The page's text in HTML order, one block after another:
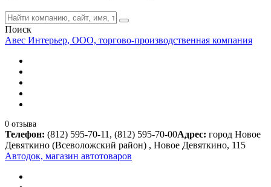
Поиск
Авес Интерьер, ООО, торгово-производственная компания
0 отзыва
Телефон: (812) 595-70-11, (812) 595-70-00Адрес: город Новое
Девяткино (Всеволожский район) , Новое Девяткино, 115
Автодок, магазин автотоваров